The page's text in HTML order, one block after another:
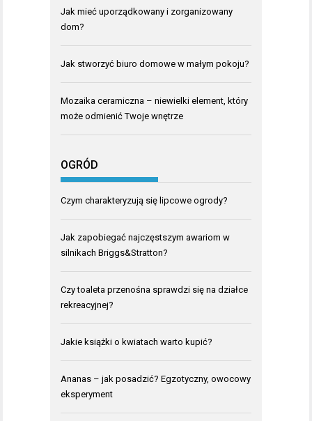
Jak mieć uporządkowany i zorganizowany
dom?
Jak stworzyć biuro domowe w małym pokoju?
Mozaika ceramiczna – niewielki element, który
może odmienić Twoje wnętrze
OGRÓD
Czym charakteryzują się lipcowe ogrody?
Jak zapobiegać najczęstszym awariom w
silnikach Briggs&Stratton?
Czy toaleta przenośna sprawdzi się na działce
rekreacyjnej?
Jakie książki o kwiatach warto kupić?
Ananas – jak posadzić? Egzotyczny, owocowy
eksperyment